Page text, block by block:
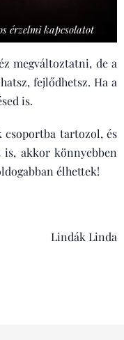
érzelmi kapcsolatot
megváltoztatni, de a
fejlődhetsz. Ha a
is.
csoportba tartozol, és
akkor könnyebben
élhettek!
Lindák Linda